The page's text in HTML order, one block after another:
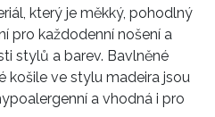
který je měkký, pohodlný
pro každodenní nošení a
stylů a barev. Bavlněné
košile ve stylu madeira jsou
a vhodná i pro